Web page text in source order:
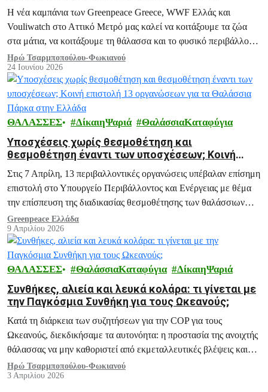
Η νέα καμπάνια των Greenpeace Greece, WWF Ελλάς και
Vouliwatch στο Αττικό Μετρό μας καλεί να κοιτάξουμε τα ζώα
στα μάτια, να κοιτάξουμε τη θάλασσα και το φυσικό περιβάλλον
με ενσυναίσθηση και υπευθυνότητα.
Ηρώ Τσαρμποπούλου-Φωκιανού
24 Ιουνίου 2026
ΘΑΛΑΣΣΕΣ ΔίκαιηΨαριά ΘαλάσσιαΚαταφύγια
Υποσχέσεις χωρίς θεσμοθέτηση και
θεσμοθέτηση έναντι των υποσχέσεων; Κοινή
επιστολή 13 οργανώσεων για τα Θαλάσσια Πάρκα
στην Ελλάδα
Στις 7 Απρίλη, 13 περιβαλλοντικές οργανώσεις υπέβαλαν επίσημη
επιστολή στο Υπουργείο Περιβάλλοντος και Ενέργειας με θέμα
την επίσπευση της διαδικασίας θεσμοθέτησης των θαλάσσιων
πάρκων Αιγαίου και Ιονίου.
Greenpeace Ελλάδα
9 Απριλίου 2026
ΘΑΛΑΣΣΕΣ ΘαλάσσιαΚαταφύγια ΔίκαιηΨαριά
Συνθήκες, αλιεία και λευκά κολάρα: τι γίνεται με
την Παγκόσμια Συνθήκη για τους Ωκεανούς;
Κατά τη διάρκεια των συζητήσεων για την COP για τους
Ωκεανούς, διεκδικήσαμε τα αυτονόητα: η προστασία της ανοιχτής
θάλασσας να μην καθοριστεί από εκμεταλλευτικές βλέψεις και
εταιρικά συμφέροντα.
Ηρώ Τσαρμποπούλου-Φωκιανού
3 Απριλίου 2026